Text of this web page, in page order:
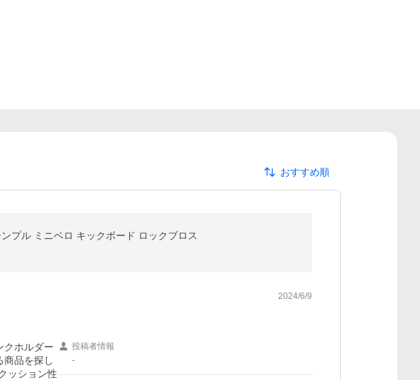
おすすめ順
プル ミニベロ キックボード ロックブロス
2024/6/9
クホルダー
商品を探し
ッション性
投稿者情報
-